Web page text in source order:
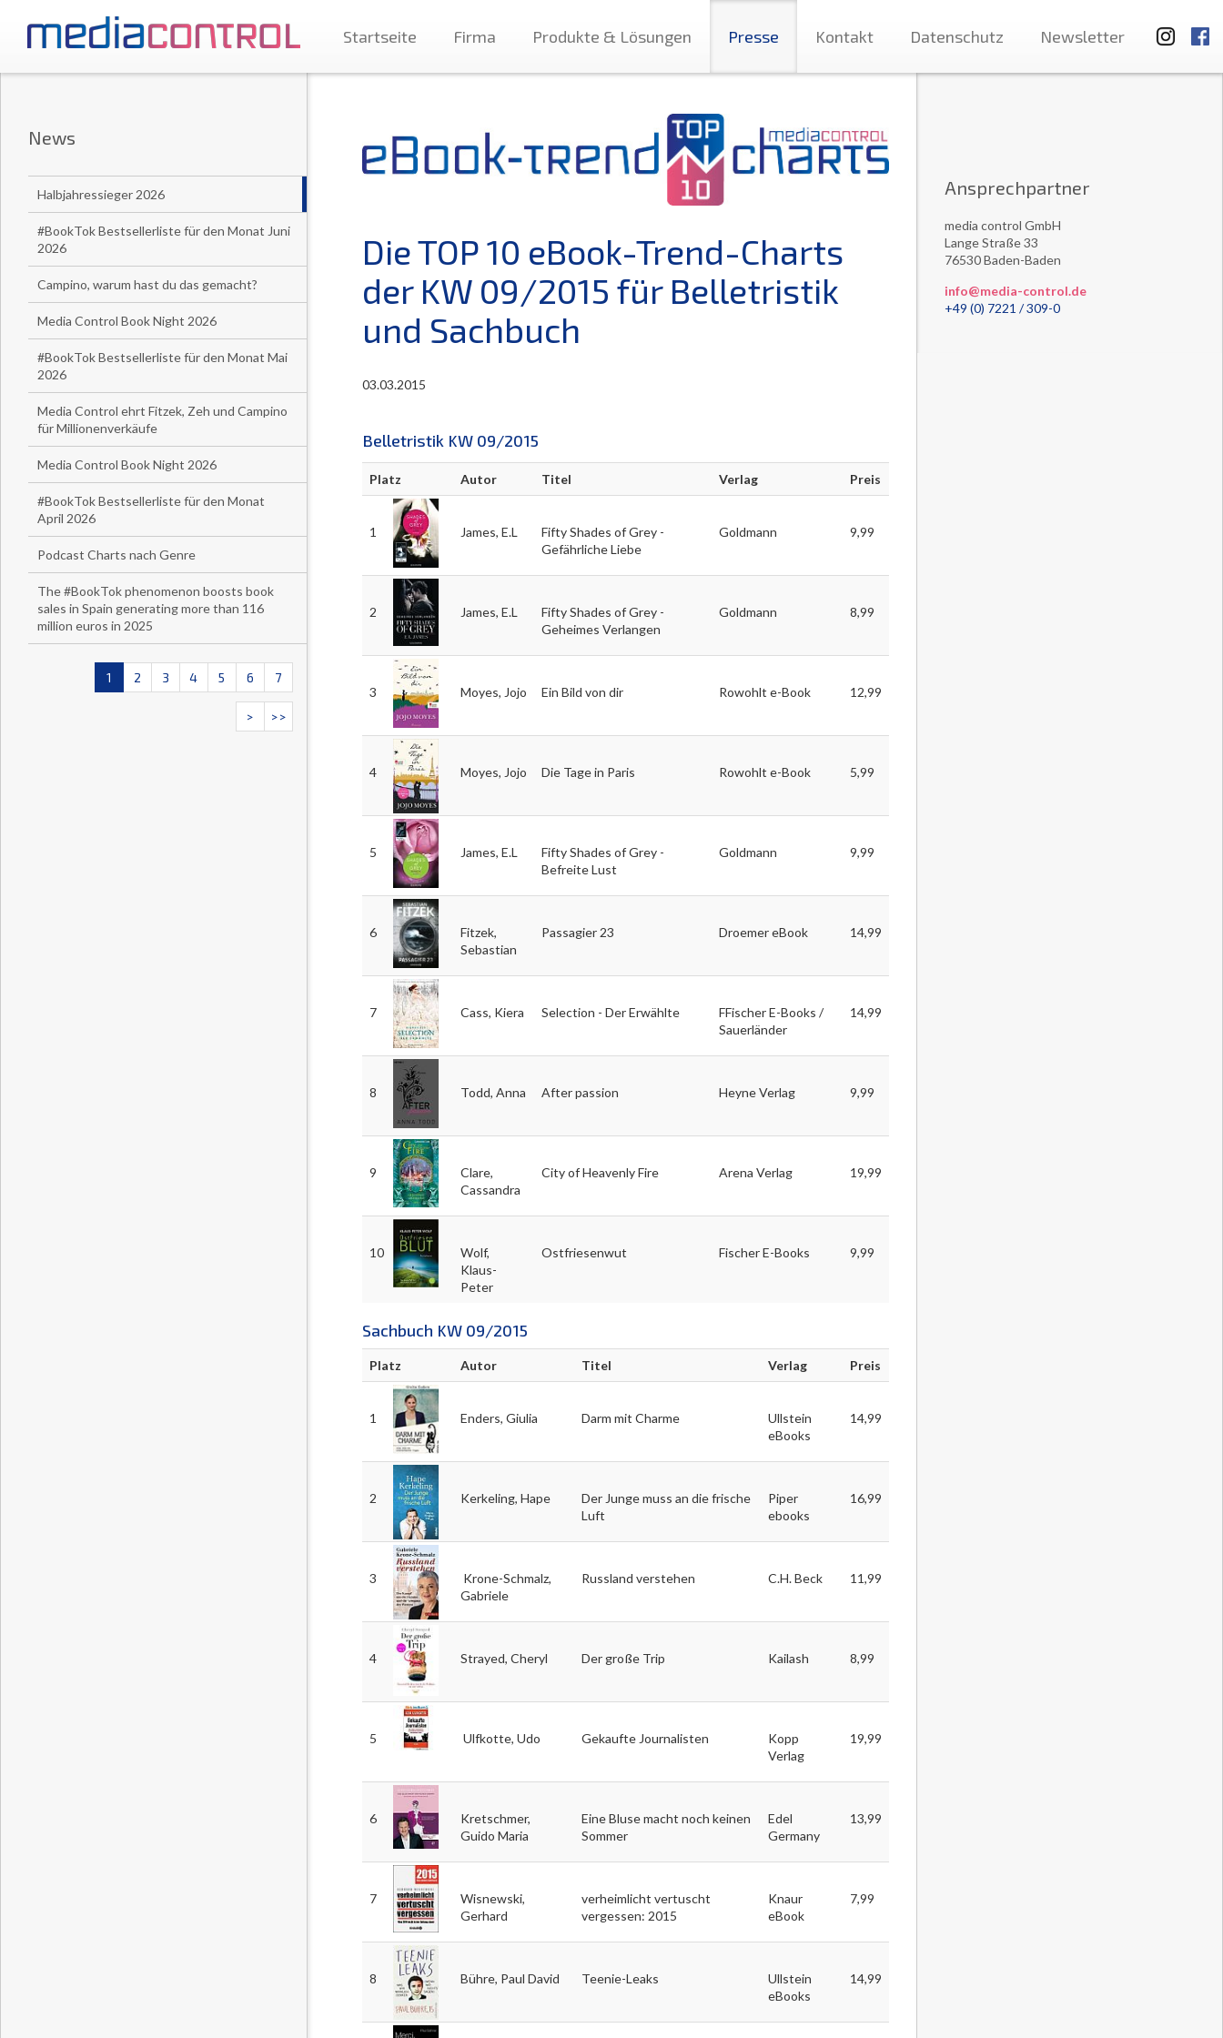
Startseite Firma Produkte & Lösungen Presse Kontakt Datenschutz Newsletter
News
Halbjahressieger 2026
#BookTok Bestsellerliste für den Monat Juni
2026
Campino, warum hast du das gemacht?
Media Control Book Night 2026
#BookTok Bestsellerliste für den Monat Mai
2026
Media Control ehrt Fitzek, Zeh und Campino
für Millionenverkäufe
Media Control Book Night 2026
#BookTok Bestsellerliste für den Monat
April 2026
Podcast Charts nach Genre
The #BookTok phenomenon boosts book
sales in Spain generating more than 116
million euros in 2025
1 2 3 4 5 6 7
> >>
Die TOP 10 eBook-Trend-Charts
der KW 09/2015 für Belletristik
und Sachbuch
03.03.2015
Belletristik KW 09/2015
Platz Autor Titel Verlag Preis
1 James, E.L
Fifty Shades of Grey -
Gefährliche Liebe
Goldmann 9,99
2 James, E.L
Fifty Shades of Grey -
Geheimes Verlangen
Goldmann 8,99
3 Moyes, Jojo Ein Bild von dir Rowohlt e-Book 12,99
4 Moyes, Jojo Die Tage in Paris Rowohlt e-Book 5,99
5 James, E.L
Fifty Shades of Grey -
Befreite Lust
Goldmann 9,99
6
Fitzek,
Sebastian
Passagier 23 Droemer eBook 14,99
7 Cass, Kiera Selection - Der Erwählte
FFischer E-Books /
Sauerländer
14,99
8 Todd, Anna After passion Heyne Verlag 9,99
9
Clare,
Cassandra
City of Heavenly Fire Arena Verlag 19,99
10
Wolf,
Klaus-
Peter
Ostfriesenwut Fischer E-Books 9,99
Sachbuch KW 09/2015
Platz Autor Titel Verlag Preis
1 Enders, Giulia Darm mit Charme
Ullstein
eBooks
14,99
2 Kerkeling, Hape
Der Junge muss an die frische
Luft
Piper
ebooks
16,99
3
Krone-Schmalz,
Gabriele
Russland verstehen C.H. Beck 11,99
4 Strayed, Cheryl Der große Trip Kailash 8,99
5 Ulfkotte, Udo Gekaufte Journalisten
Kopp
Verlag
19,99
6
Kretschmer,
Guido Maria
Eine Bluse macht noch keinen
Sommer
Edel
Germany
13,99
7
Wisnewski,
Gerhard
verheimlicht vertuscht
vergessen: 2015
Knaur
eBook
7,99
8 Bühre, Paul David Teenie-Leaks
Ullstein
eBooks
14,99
Ansprechpartner
media control GmbH
Lange Straße 33
76530 Baden-Baden
info@media-control.de
+49 (0) 7221 / 309-0